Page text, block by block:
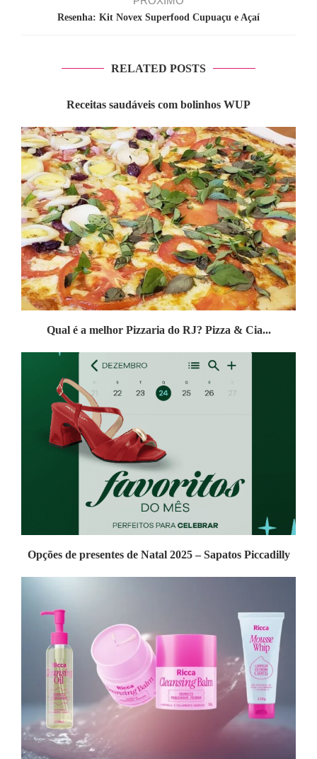
Resenha: Kit Novex Superfood Cupuaçu e Açaí
RELATED POSTS
Receitas saudáveis com bolinhos WUP
Qual é a melhor Pizzaria do RJ? Pizza & Cia...
Opções de presentes de Natal 2025 – Sapatos Piccadilly